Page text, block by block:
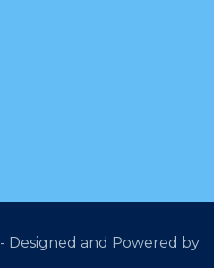
- Designed and Powered by